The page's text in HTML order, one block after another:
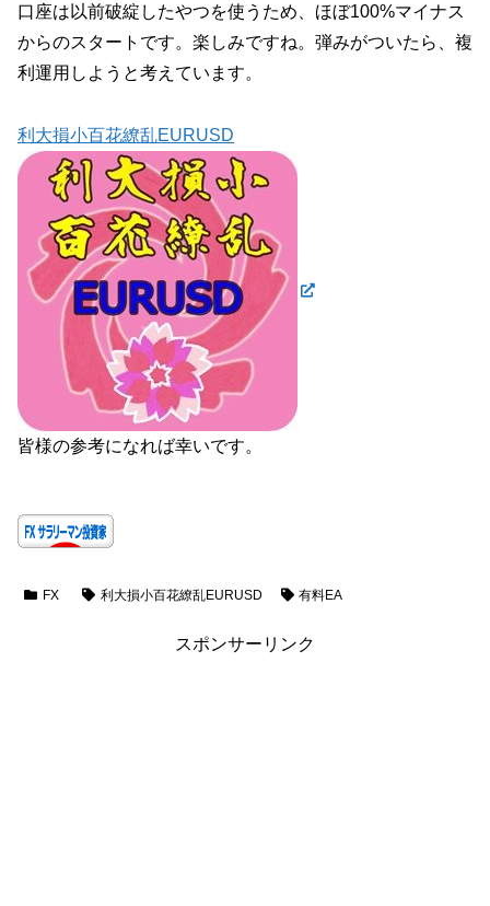
口座は以前破綻したやつを使うため、ほぼ100%マイナス
からのスタートです。楽しみですね。弾みがついたら、複
利運用しようと考えています。
利大損小百花繚乱EURUSD
皆様の参考になれば幸いです。
FX 利大損小百花繚乱EURUSD 有料EA
スポンサーリンク